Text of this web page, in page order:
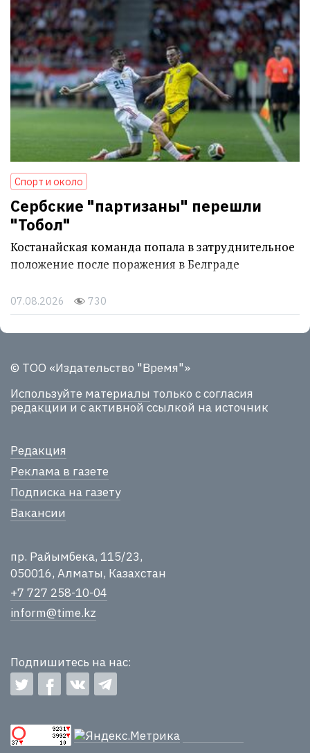
Спорт и около
Сербские "партизаны" перешли
"Тобол"
Костанайская команда попала в затруднительное
положение после поражения в Белграде
07.08.2026 730
© ТОО «Издательство "Время"»
Используйте материалы только с согласия
редакции и с активной ссылкой на источник
Редакция
Реклама в газете
Подписка на газету
Вакансии
пр. Райымбека, 115/23,
050016, Алматы, Казахстан
+7 727 258-10-04
inform@time.kz
Подпишитесь на нас: